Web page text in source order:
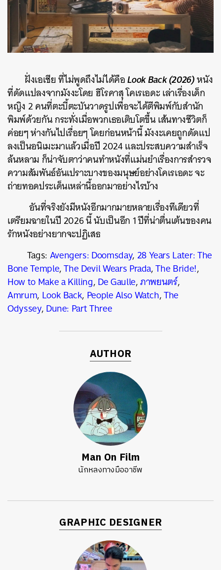
ฝั่งเอเชีย ที่ไม่พูดถึงไม่ได้คือLook Back (2026)หนัง
ที่ดัดแปลงจากมังงะโดย ฮิโรคาสุ โคเรเอดะ เล่าเรื่องเด็ก
หญิง 2 คนที่ตะบี้ตะบันวาดรูปเพื่อจะได้ตีพิมพ์กับสำนัก
พิมพ์ด้วยกัน กระทั่งเมื่อพวกเธอเติบโตขึ้น เส้นทางชีวิตก็
ค่อยๆ ห่างกันไปเรื่อยๆ โดยก่อนหน้านี้ มังงะเคยถูกดัดแป
ลงเป็นอนิเมะมาแล้วเมื่อปี 2024 และประสบความสำเร็จ
ล้นหลาม ก็น่าจับตาว่าคนทำหนังที่แม่นยำเรื่องการสำรวจ
ความสัมพันธ์อันเปราะบางของมนุษย์อย่างโคเรเอดะ จะ
ถ่ายทอดประเด็นเหล่านี้ออกมาอย่างไรบ้าง
อันที่จริงยังมีหนังอีกมากมายหลายเรื่องทีเดียวที่
เตรียมฉายในปี 2026 นี้ นับเป็นอีก 1 ปีที่น่าตื่นเต้นของคน
รักหนังอย่างยากจะปฏิเสธ
Tags:Avengers: Doomsday, 28 Years Later: The
Bone Temple,The Devil Wears Prada,The Bride!,
How to Make a Killing,De Gaulle,ภาพยนตร์,
Amrum, Look Back, People Also Watch,The
Odyssey,Dune: Part Three
AUTHOR
Man On Film
นักหลงทางมืออาชีพ
GRAPHIC DESIGNER